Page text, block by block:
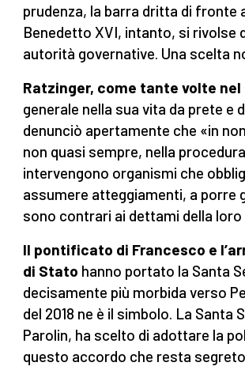
prudenza, la barra dritta di fronte
Benedetto XVI, intanto, si rivolse
autorità governative. Una scelta
Ratzinger, come tante volte
generale nella sua vita da prete e
denunciò apertamente che «in
non quasi sempre, nella
intervengono organismi che
assumere atteggiamenti, a porre
sono contrari ai dettami della
Il pontificato di Francesco e
di Stato hanno portato la Santa
decisamente più morbida verso
del 2018 ne è il simbolo. La Santa
Parolin, ha scelto di adottare la
questo accordo che resta